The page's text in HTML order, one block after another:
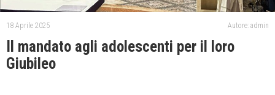
18 Aprile 2025 Autore: admin
Il mandato agli adolescenti per il loro
Giubileo